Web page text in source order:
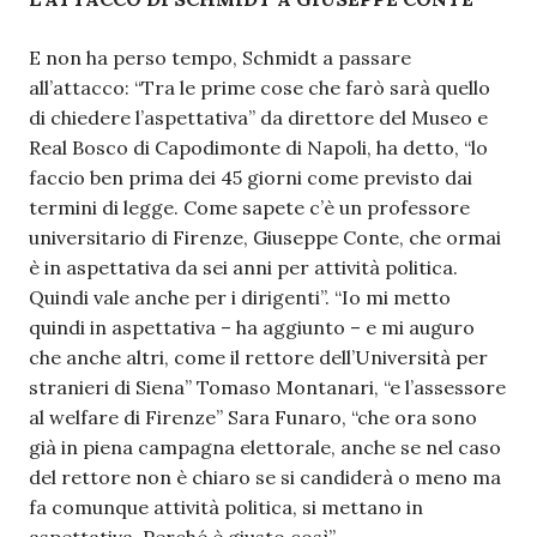
E non ha perso tempo, Schmidt a passare
all’attacco: “Tra le prime cose che farò sarà quello
di chiedere l’aspettativa” da direttore del Museo e
Real Bosco di Capodimonte di Napoli, ha detto, “lo
faccio ben prima dei 45 giorni come previsto dai
termini di legge. Come sapete c’è un professore
universitario di Firenze, Giuseppe Conte, che ormai
è in aspettativa da sei anni per attività politica.
Quindi vale anche per i dirigenti”. “Io mi metto
quindi in aspettativa – ha aggiunto – e mi auguro
che anche altri, come il rettore dell’Università per
stranieri di Siena” Tomaso Montanari, “e l’assessore
al welfare di Firenze” Sara Funaro, “che ora sono
già in piena campagna elettorale, anche se nel caso
del rettore non è chiaro se si candiderà o meno ma
fa comunque attività politica, si mettano in